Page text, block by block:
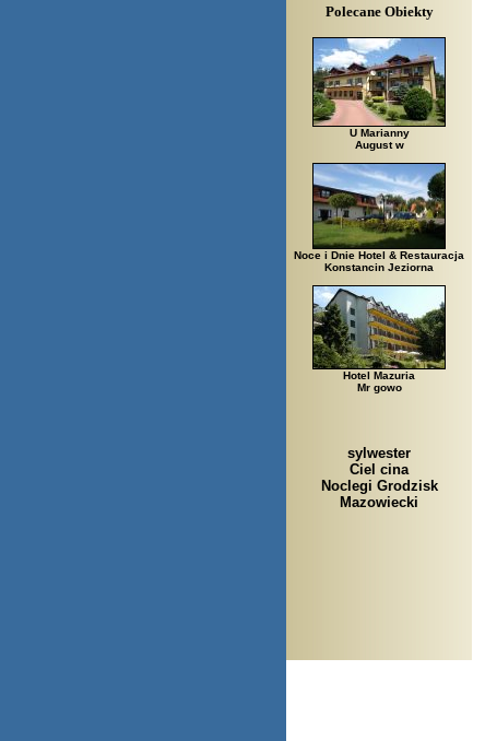
Polecane Obiekty
U Marianny
August w
Noce i Dnie Hotel & Restauracja
Konstancin Jeziorna
Hotel Mazuria
Mr gowo
sylwester
Ciel cina
Noclegi Grodzisk
Mazowiecki